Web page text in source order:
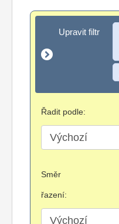
Upravit filtr
Upravit filtr
Řadit podle:
Směr
řazení: